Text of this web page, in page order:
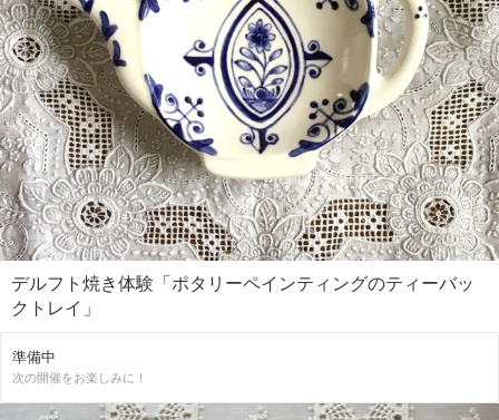
デルフト焼き体験「ポタリーペインティングのティーバッ
クトレイ」
準備中
次の開催をお楽しみに！